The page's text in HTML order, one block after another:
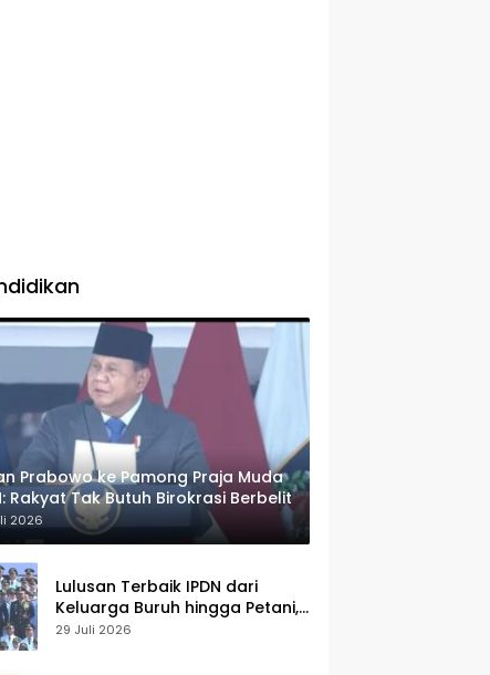
Prabowo ke Pamong Praja Muda
Rakyat Tak Butuh Birokrasi Berbelit
2026
Lulusan Terbaik IPDN dari
Keluarga Buruh hingga Petani,
Prabowo: Membanggakan Hati
29 Juli 2026